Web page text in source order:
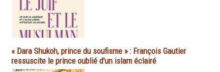
« Dara Shukoh, prince du soufisme » : François Gautier
ressuscite le prince oublié d'un islam éclairé